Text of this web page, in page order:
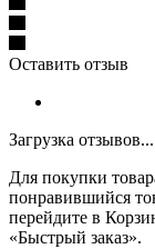
Оставить отзыв
Загрузка отзывов...
Для покупки
понравившийся
перейдите в
«Быстрый заказ».